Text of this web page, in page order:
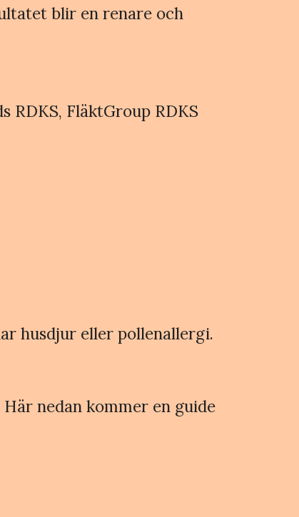
blir en renare och
RDKS, FläktGroup RDKS
husdjur eller pollenallergi.
nedan kommer en guide